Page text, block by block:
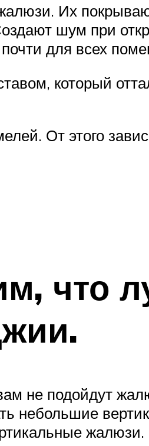
Их
шум при
для всех
который
От этого
что
не подойдут
небольшие
жалюзи.